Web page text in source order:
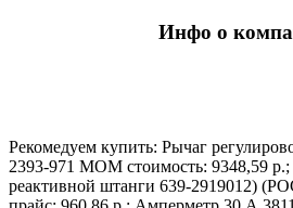
Инфо о
Рекомедуем купить: Рычаг
2393-971 МОМ стоимость: 9348,59 р.;
реактивной штанги 639-2919012)